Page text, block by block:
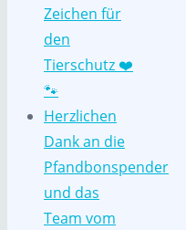
Zeichen für
den
Tierschutz ❤️
🐾
Herzlichen
Dank an die
Pfandbonspender
und das
Team vom